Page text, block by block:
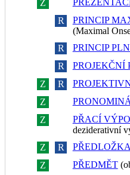
Z
R
PRINCIP
(Maximal
R
PRINCIP
R
PROJEKČNÍ
Z
R
Z
Z
PŘACÍ
deziderativní
Z
R PŘEDLOŽKA
Z
PŘEDMĚT